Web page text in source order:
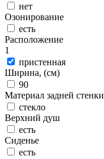
нет
Озонирование
есть
Расположение
1
пристенная
Ширина, (см)
90
Материал задней стенки
стекло
Верхний душ
есть
Сиденье
есть